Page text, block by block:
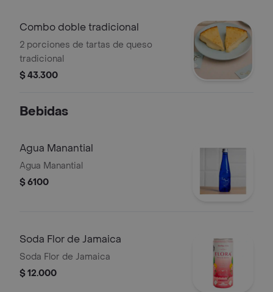
Combo doble tradicional
2 porciones de tartas de queso
tradicional
$ 43.300
Bebidas
Agua Manantial
Agua Manantial
$ 6100
Soda Flor de Jamaica
Soda Flor de Jamaica
$ 12.000